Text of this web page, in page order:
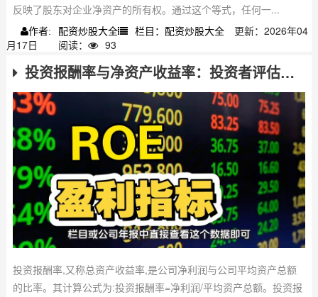
反映了股东对企业净资产的所有权。通过这个等式，任何一...
作者: 配资炒股大全 栏目：配资炒股大全
更新：2026年04
月17日
阅读： 93
投资报酬率与净资产收益率：投资者评估公司经营需留意负债率
投资报酬率,又称总资产收益率,是公司净利润与公司平均资产总额
的比率。其计算公式为:投资报酬率=净利润/平均资产总额。投资报